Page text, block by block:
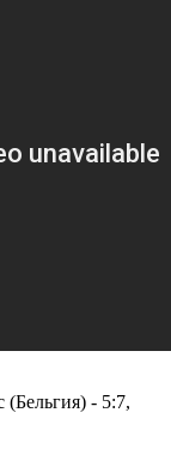
- 5:7,